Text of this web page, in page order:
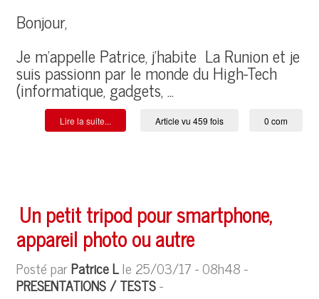
Bonjour,
Je m'appelle Patrice, j'habite La Runion et je
suis passionn par le monde du High-Tech
(informatique, gadgets, ...
Lire la suite... Article vu 459 fois 0 com
Un petit tripod pour smartphone,
appareil photo ou autre
Posté parPatrice Lle 25/03/17 - 08h48 -
PRESENTATIONS / TESTS-